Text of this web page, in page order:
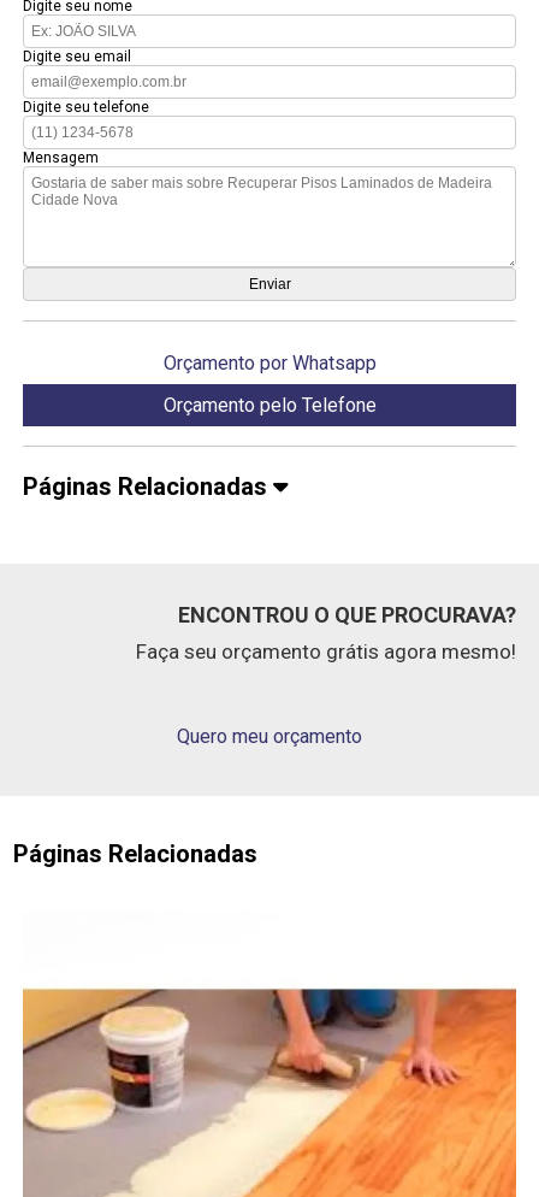
Digite seu nome
Digite seu email
Digite seu telefone
Mensagem
Orçamento por Whatsapp
Orçamento pelo Telefone
Páginas Relacionadas
ENCONTROU O QUE PROCURAVA?
Faça seu orçamento grátis agora mesmo!
Quero meu orçamento
Páginas Relacionadas